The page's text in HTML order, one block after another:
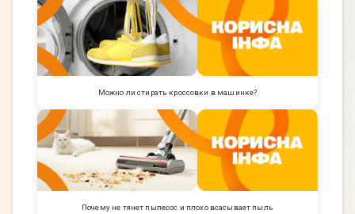
Можно ли стирать кроссовки в машинке?
Почему не тянет пылесос и плохо всасывает пыль